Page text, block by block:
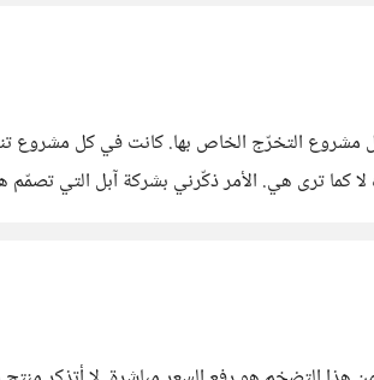
التخرّج الخاص بها. كانت في كل مشروع
كما ترى هي. الأمر ذكّرني بشركة آبل التي تصمّم